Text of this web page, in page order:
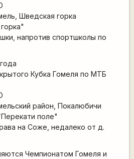
Шведская горка
напротив спортшколы по
Кубка Гомеля по МТБ
район, Покалюбичи
поле"
на Соже, недалеко от д.
Чемпионатом Гомеля и